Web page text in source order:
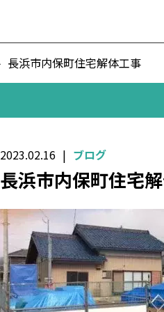
長浜市内保町住宅解体工事
2023.02.16 ブログ
長浜市内保町住宅